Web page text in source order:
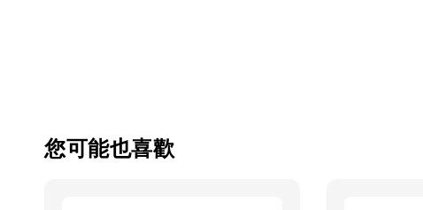
您可能也喜歡